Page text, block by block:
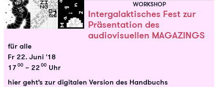
WORKSHOP
Intergalaktisches Fest zur
Präsentation des
audiovisuellen MAGAZINGS
für alle
Fr 22. Juni '18
17 00 – 22 00 Uhr
hier geht’s zur digitalen Version des Handbuchs